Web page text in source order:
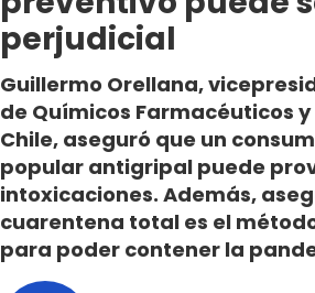
perjudicial
Guillermo Orellana,
de Químicos Farmacéuticos
Chile, aseguró que un
popular antigripal puede
intoxicaciones. Además,
cuarentena total es el
para poder contener la